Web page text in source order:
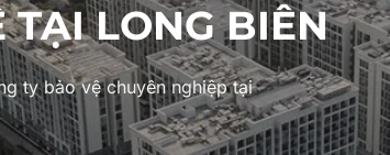
TẠI LONG BIÊN
ty bảo vệ chuyên nghiệp tại